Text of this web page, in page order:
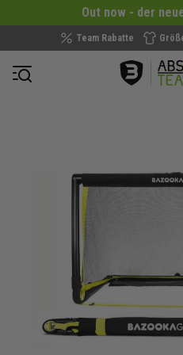
Out now - der
Team Rabatte
Navigation öffnen